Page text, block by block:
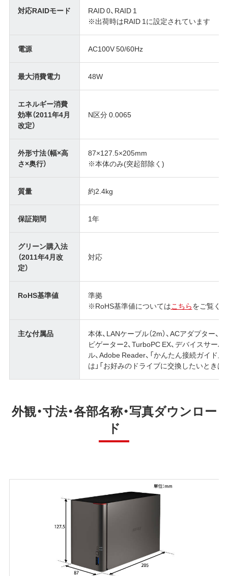
対応RAIDモード
RAID 0、RAID 1
※出荷時はRAID 1に設定されています
電源 AC100V 50/60Hz
最大消費電力 48W
エネルギー消費
効率（2011年4月
改定）
N区分 0.0065
外形寸法（幅×高
さ×奥行）
87×127.5×205mm
※本体のみ(突起部除く)
質量 約2.4kg
保証期間 1年
グリーン購入法
（2011年4月改
定）
対応
RoHS基準値
準拠
※RoHS基準値についてはこちらをご覧く
主な付属品
本体、LANケーブル（2m）、ACアダプター
ビゲーター2、TurboPC EX、デバイスサー
ル、Adobe Reader、「かんたん接続ガイド
は」「お好みのドライブに交換したいときは
外観・寸法・各部名称・写真ダウンロー
ド